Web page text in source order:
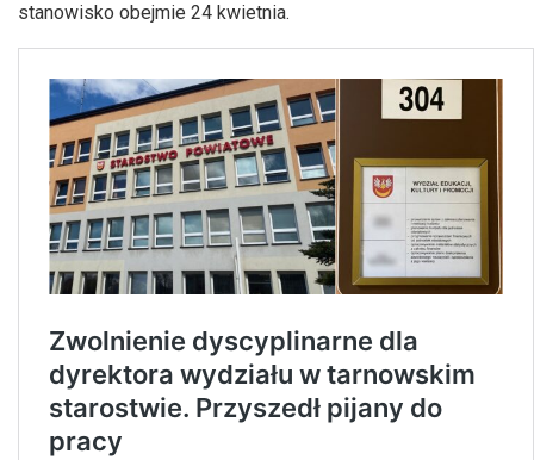
stanowisko obejmie 24 kwietnia.